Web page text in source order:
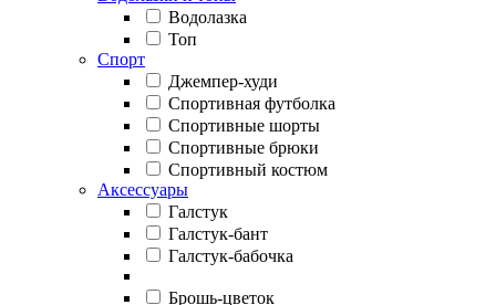
Водолазка
Топ
Спорт
Джемпер-худи
Спортивная футболка
Спортивные шорты
Спортивные брюки
Спортивный костюм
Аксессуары
Галстук
Галстук-бант
Галстук-бабочка
Брошь-цветок